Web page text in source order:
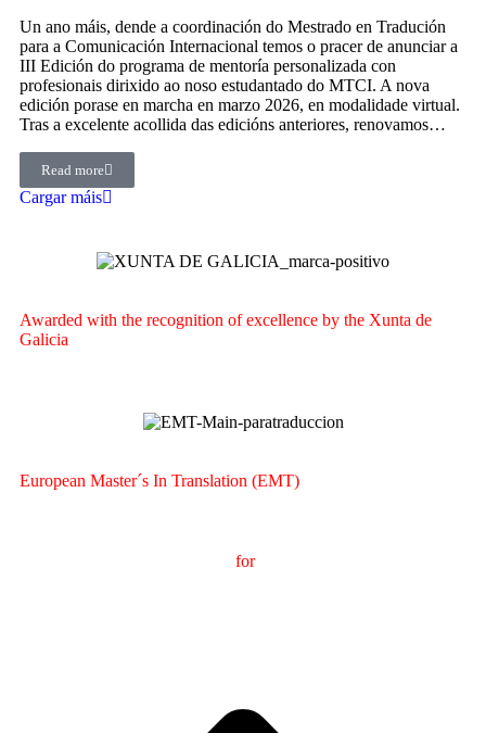
Un ano máis, dende a coordinación do Mestrado en Tradución
para a Comunicación Internacional temos o pracer de anunciar a
III Edición do programa de mentoría personalizada con
profesionais dirixido ao noso estudantado do MTCI. A nova
edición porase en marcha en marzo 2026, en modalidade virtual.
Tras a excelente acollida das edicións anteriores, renovamos…
Read more
Cargar máis
Awarded with the recognition of excellence by the Xunta de
Galicia
European Master´s In Translation (EMT)
forInternational